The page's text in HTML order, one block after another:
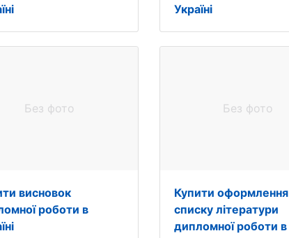
Україні
Без фото
висновок
роботи в
Без фото
Купити оформлення
списку літератури
дипломної роботи в